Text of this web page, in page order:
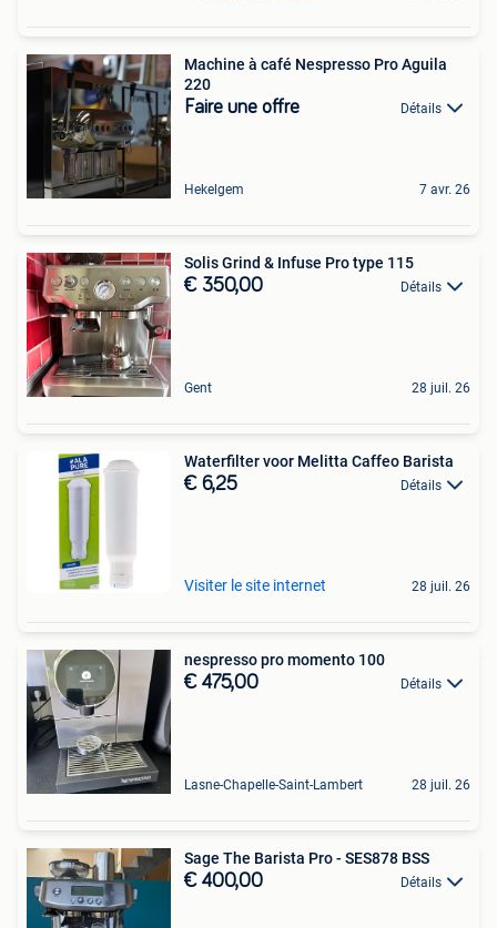
Machine à café Nespresso Pro Aguila
220
Faire une offre Détails
Hekelgem 7 avr. 26
Solis Grind & Infuse Pro type 115
€ 350,00 Détails
Gent 28 juil. 26
Waterfilter voor Melitta Caffeo Barista
€ 6,25 Détails
Visiter le site internet 28 juil. 26
nespresso pro momento 100
€ 475,00 Détails
Lasne-Chapelle-Saint-Lambert 28 juil. 26
Sage The Barista Pro - SES878 BSS
€ 400,00 Détails